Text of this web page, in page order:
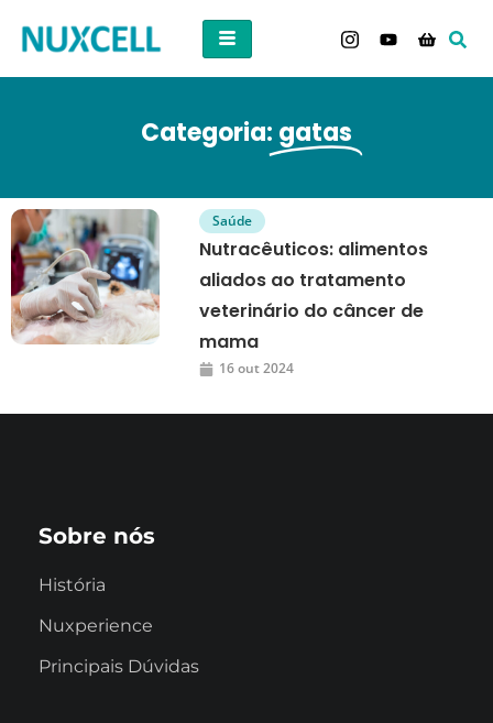
Categoria: gatas
Saúde
Nutracêuticos: alimentos
aliados ao tratamento
veterinário do câncer de
mama
16 out 2024
Sobre nós
História
Nuxperience
Principais Dúvidas